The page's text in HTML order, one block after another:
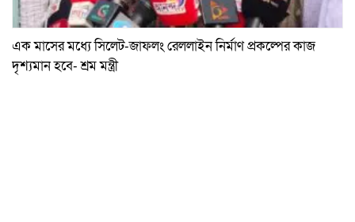
এক মাসের মধ্যে সিলেট-জাফলং রেললাইন নির্মাণ প্রকল্পের কাজ
দৃশ্যমান হবে- শ্রম মন্ত্রী